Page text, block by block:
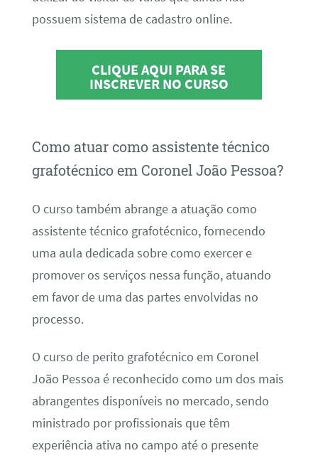
possuem sistema de cadastro online.
CLIQUE AQUI PARA SE
INSCREVER NO CURSO
Como atuar como assistente técnico
grafotécnico em Coronel João Pessoa?
O curso também abrange a atuação como
assistente técnico grafotécnico, fornecendo
uma aula dedicada sobre como exercer e
promover os serviços nessa função, atuando
em favor de uma das partes envolvidas no
processo.
O curso de perito grafotécnico em Coronel
João Pessoa é reconhecido como um dos mais
abrangentes disponíveis no mercado, sendo
ministrado por profissionais que têm
experiência ativa no campo até o presente